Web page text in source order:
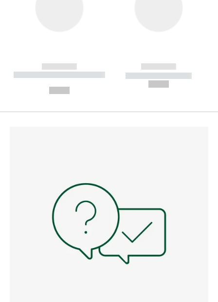
------------
----------- ----------- --------
------------
----------- -----------